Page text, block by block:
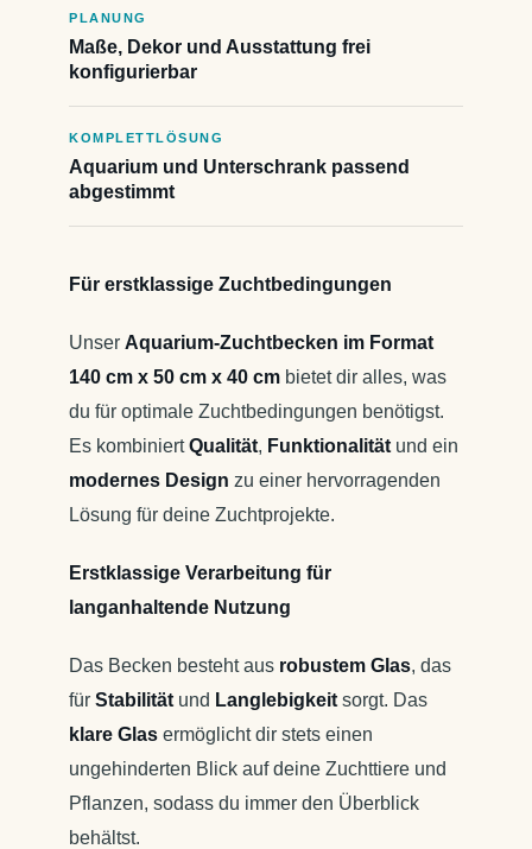
PLANUNG
Maße, Dekor und Ausstattung frei
konfigurierbar
KOMPLETTLÖSUNG
Aquarium und Unterschrank passend
abgestimmt
Für erstklassige Zuchtbedingungen
Unser Aquarium-Zuchtbecken im Format
140 cm x 50 cm x 40 cm bietet dir alles, was
du für optimale Zuchtbedingungen benötigst.
Es kombiniertQualität, Funktionalität und ein
modernes Design zu einer hervorragenden
Lösung für deine Zuchtprojekte.
Erstklassige Verarbeitung für
langanhaltende Nutzung
Das Becken besteht aus robustem Glas, das
für Stabilität und Langlebigkeit sorgt. Das
klare Glas ermöglicht dir stets einen
ungehinderten Blick auf deine Zuchttiere und
Pflanzen, sodass du immer den Überblick
behältst.